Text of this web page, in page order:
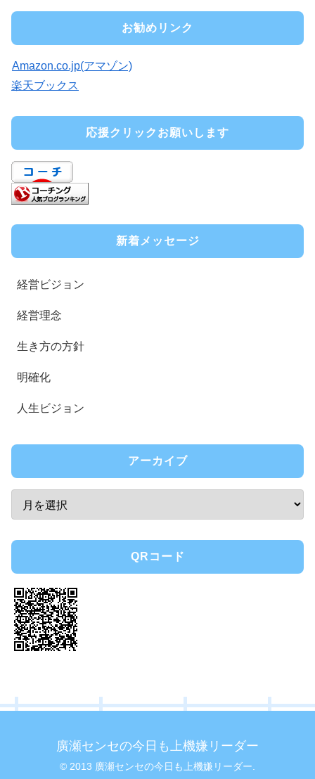
お勧めリンク
Amazon.co.jp(アマゾン)
楽天ブックス
応援クリックお願いします
新着メッセージ
経営ビジョン
経営理念
生き方の方針
明確化
人生ビジョン
アーカイブ
QRコード
廣瀬センセの今日も上機嫌リーダー
© 2013 廣瀬センセの今日も上機嫌リーダー.